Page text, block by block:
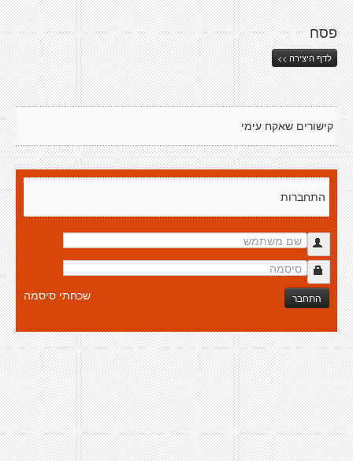
פסח
לדף היצירה >>
קישורים שאקח עימי
התחברות
התחבר שכחתי סיסמה